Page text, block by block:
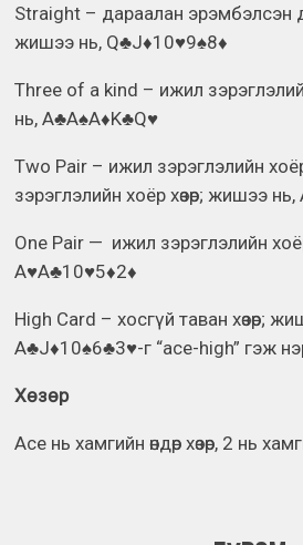
Straight – дараалан эрэмбэлсэн
жишээ нь, Q♣J♦10♥9♠8♦
Three of a kind – ижил
нь, A♣A♠A♦K♣Q♥
Two Pair – ижил зэрэглэлийн хоёр
зэрэглэлийн хоёр хөзөр; жишээ
One Pair — ижил зэрэглэлийн хоёр
A♥A♣10♥5♦2♦
High Card – хосгүй таван хөзөр;
A♣J♦10♠6♣3♥-г “ace-high” гэж
Хөзөр
Ace нь хамгийн өндөр хөзөр, 2 нь